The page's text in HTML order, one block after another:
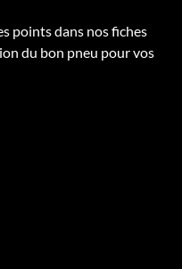
points dans nos fiches
du bon pneu pour vos